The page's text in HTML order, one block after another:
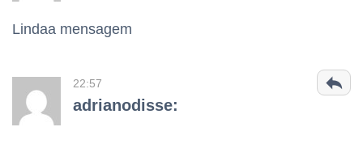
Lindaa mensagem
22:57
adrianodisse: